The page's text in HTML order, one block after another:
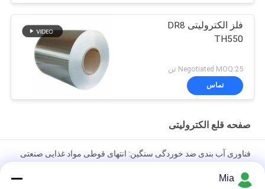
فلز الکترولیتی DR8
TH550
Negotiated MOQ:25 تن
تماس
صفحه قلع الکترولیتی
فناوری آب بندی ضد خوردگی سنگین: انتهای قوطی مواد غذایی صنعتی
Mia